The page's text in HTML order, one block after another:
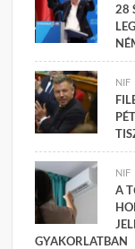
28
NIF
NIF
A
GYAKORLATBAN